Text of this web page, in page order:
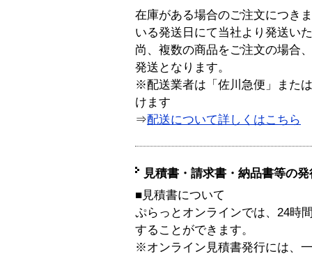
在庫がある場合のご注文につき
いる発送日にて当社より発送い
尚、複数の商品をご注文の場合
発送となります。
※配送業者は「佐川急便」また
けます
⇒配送について詳しくはこちら
見積書・請求書・納品書等の
■見積書について
ぷらっとオンラインでは、24時
することができます。
※オンライン見積書発行には、